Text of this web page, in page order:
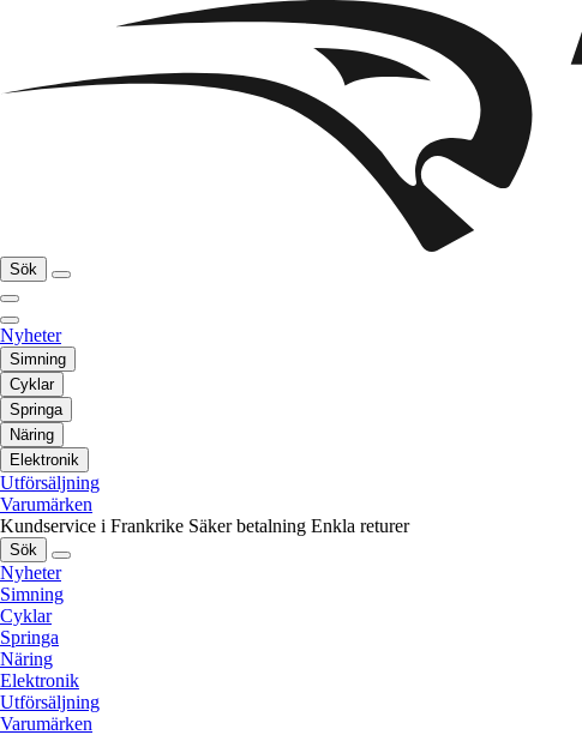
Sök
Nyheter
Simning
Cyklar
Springa
Näring
Elektronik
Utförsäljning
Varumärken
Kundservice i Frankrike Säker betalning Enkla returer
Sök
Nyheter
Simning
Cyklar
Springa
Näring
Elektronik
Utförsäljning
Varumärken